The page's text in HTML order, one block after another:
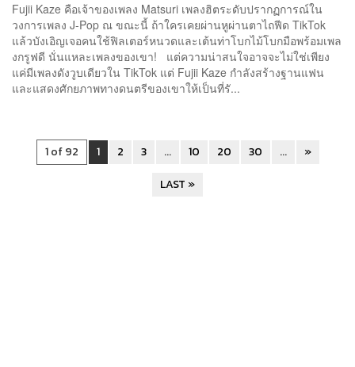
Fujii Kaze คือเจ้าของเพลง Matsuri เพลงฮิตระดับปรากฏการณ์ใน
วงการเพลง J-Pop ณ ขณะนี้ ถ้าใครเคยผ่านหูผ่านตาไถฟีด TikTok
แล้วบังเอิญเจอคนใช้ฟิลเตอร์หนวดและเต้นท่าโบกไม้โบกมือพร้อมเพล
งกรูฟดี นั่นแหละเพลงของเขา! แต่ความน่าสนใจอาจจะไม่ใช่เพียง
แค่มีเพลงดังวูบเดียวใน TikTok แต่ Fujii Kaze กำลังสร้างฐานแฟน
และแสดงศักยภาพทางดนตรีของเขาให้เป็นที่รั...
1 of 92 1 2 3 ... 10 20 30 ...
»
LAST »